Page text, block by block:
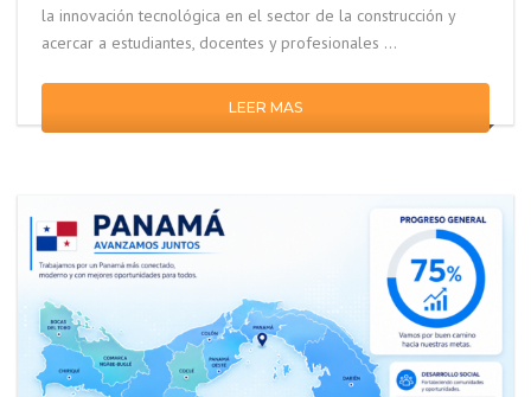
la innovación tecnológica en el sector de la construcción y
acercar a estudiantes, docentes y profesionales …
LEER MAS